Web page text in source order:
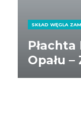
SKŁAD WĘGLA
Opału